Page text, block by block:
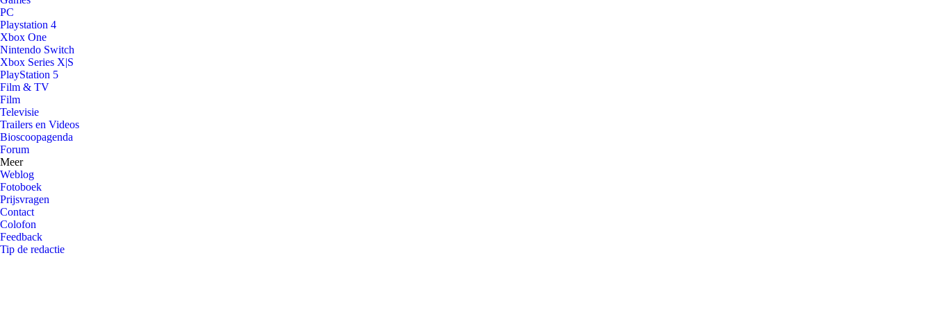
PC
Playstation 4
Xbox One
Nintendo Switch
Xbox Series X|S
PlayStation 5
Film & TV
Film
Televisie
Trailers en Videos
Bioscoopagenda
Forum
Meer
Weblog
Fotoboek
Prijsvragen
Contact
Colofon
Feedback
Tip de redactie